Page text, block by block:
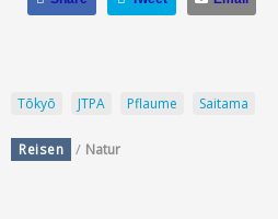
Tōkyō JTPA Pflaume Saitama
Reisen / Natur